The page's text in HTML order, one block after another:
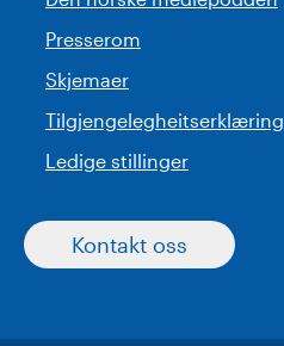
Presserom
Skjemaer
Tilgjengelegheitserklæring
Ledige stillinger
Kontakt oss